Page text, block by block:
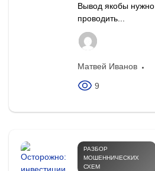
Вывод якобы нужно
проводить...
Матвей Иванов
9
РАЗБОР
МОШЕННИЧЕСКИХ
СХЕМ